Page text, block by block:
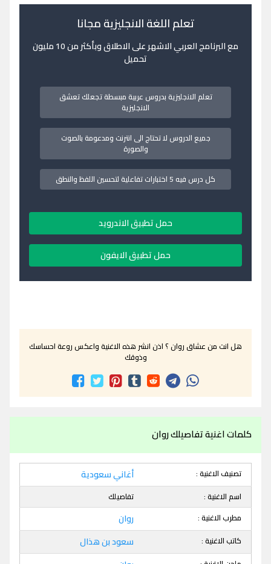
تعلم اللغة الانجليزية مجانا
مع البرنامج العربي الاشهر على الاطلاق وبأكثر من 10 مليون
تحميل
تعلم الانجليزية بدروس عربية مبسطة تجعلك تعشق
الانجليزية
جميع الدروس لا تحتاج الى انترنت ومدعومة بالصوت
والصورة
كل درس فيه 5 اختبارات تفاعلية لتحسين اللفظ والنطق
حمل تطبيق الاندرويد
حمل تطبيق الايفون
هل انت من عشاق روان ؟ اذن انشر هذه الاغنية واعكس روعة احساسك
وذوقك
كلمات اغنية تفاصيلك روان
تصنيف الاغنية : أغاني سعودية
اسم الاغنية :
تفاصيلك
مطرب الاغنية :
روان
كاتب الاغنية : سعود بن هذال